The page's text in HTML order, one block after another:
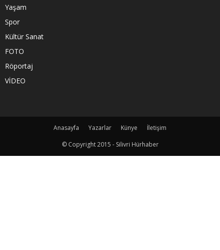
Yaşam
Spor
Kültür Sanat
FOTO
Röportaj
VİDEO
Anasayfa Yazarlar Künye
İletişim
© Copyright 2015 - Silivri Hürhaber